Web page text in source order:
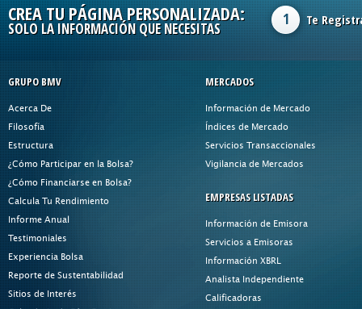
CREA TU PÁGINA PERSONALIZADA:
SOLO LA INFORMACIÓN QUE NECESITAS
1 Te
GRUPO BMV
Acerca De
Filosofía
Estructura
¿Cómo Participar en la Bolsa?
¿Cómo Financiarse en Bolsa?
Calcula Tu Rendimiento
Informe Anual
Testimoniales
Experiencia Bolsa
Reporte de Sustentabilidad
Sitios de Interés
MERCADOS
Información de Mercado
Índices de Mercado
Servicios Transaccionales
Vigilancia de Mercados
EMPRESAS LISTADAS
Información de Emisora
Servicios a Emisoras
Información XBRL
Analista Independiente
Calificadoras